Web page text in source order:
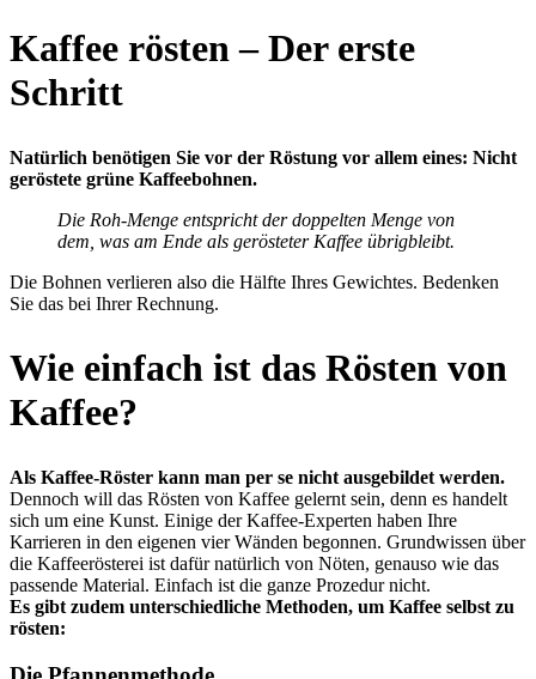
Kaffee rösten – Der erste
Schritt
Natürlich benötigen Sie vor der Röstung vor allem eines: Nicht
geröstete grüne Kaffeebohnen.
Die Roh-Menge entspricht der doppelten Menge von
dem, was am Ende als gerösteter Kaffee übrigbleibt.
Die Bohnen verlieren also die Hälfte Ihres Gewichtes. Bedenken
Sie das bei Ihrer Rechnung.
Wie einfach ist das Rösten von
Kaffee?
Als Kaffee-Röster kann man per se nicht ausgebildet werden.
Dennoch will das Rösten von Kaffee gelernt sein, denn es handelt
sich um eine Kunst. Einige der Kaffee-Experten haben Ihre
Karrieren in den eigenen vier Wänden begonnen. Grundwissen über
die Kaffeerösterei ist dafür natürlich von Nöten, genauso wie das
passende Material. Einfach ist die ganze Prozedur nicht.
Es gibt zudem unterschiedliche Methoden, um Kaffee selbst zu
rösten: